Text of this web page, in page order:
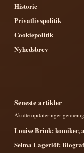
Historie
Privatlivspolitik
Cookiepolitik
Nyhedsbrev
Seneste artikler
Akutte opdateringer
Louise Brink: komiker,
Selma Lagerlöf: